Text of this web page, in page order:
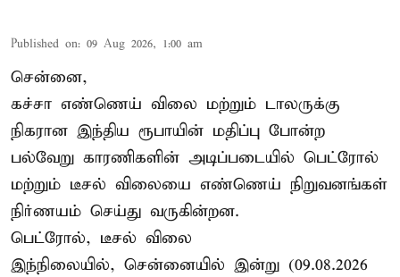
Published on: 09 Aug 2026, 1:00 am
சென்னை,
கச்சா எண்ணெய் விலை மற்றும் டாலருக்கு
நிகரான இந்திய ரூபாயின் மதிப்பு போன்ற
பல்வேறு காரணிகளின் அடிப்படையில் பெட்ரோல்
மற்றும் டீசல் விலையை எண்ணெய் நிறுவனங்கள்
நிர்ணயம் செய்து வருகின்றன.
பெட்ரோல், டீசல் விலை
இந்நிலையில், சென்னையில் இன்று (09.08.2026